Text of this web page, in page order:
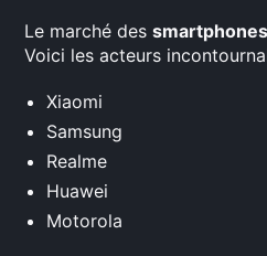
Le marché des
Voici les acteurs
Xiaomi
Samsung
Realme
Huawei
Motorola